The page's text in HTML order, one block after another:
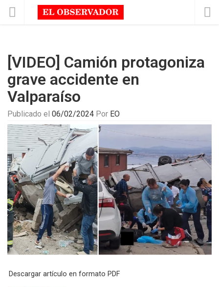
[VIDEO] Camión protagoniza
grave accidente en
Valparaíso
Publicado el 06/02/2024 Por EO
Descargar artículo en formato PDF